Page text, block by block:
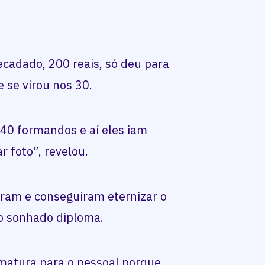
200 reais, só deu para
se virou nos 30.
formandos e aí eles iam
foto”, revelou.
e conseguiram eternizar o
sonhado diploma.